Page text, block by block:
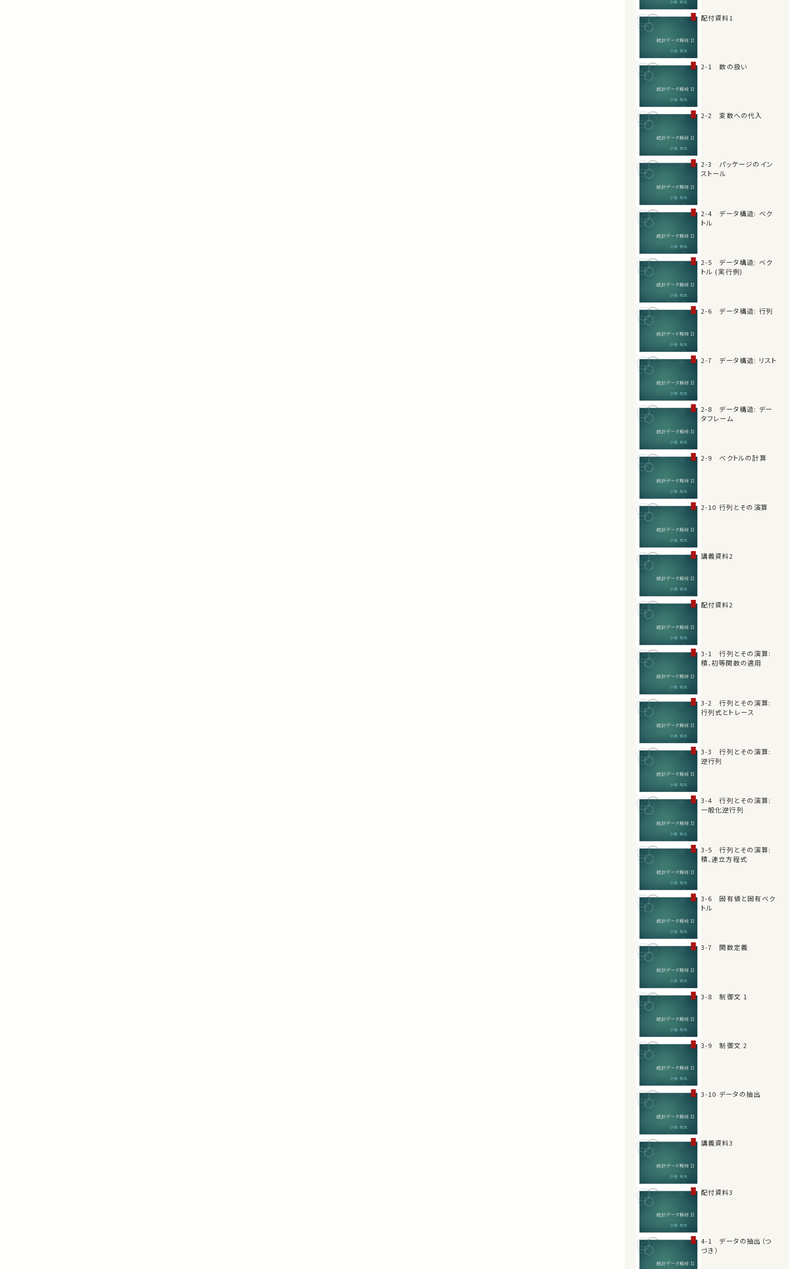
配付資料1
2-1 数の扱い
2-2 変数への代入
2-3 パッケージのイン
ストール
2-4 データ構造: ベク
トル
2-5 データ構造: ベク
トル (実行例)
2-6 データ構造: 行列
2-7 データ構造: リスト
2-8 データ構造: デー
タフレーム
2-9 ベクトルの計算
2-10 行列とその演算
講義資料2
配付資料2
3-1 行列とその演算:
積、初等関数の適用
3-2 行列とその演算:
行列式とトレース
3-3 行列とその演算:
逆行列
3-4 行列とその演算:
一般化逆行列
3-5 行列とその演算:
積、連立方程式
3-6 固有値と固有ベク
トル
3-7 関数定義
3-8 制御文 1
3-9 制御文 2
3-10 データの抽出
講義資料3
配付資料3
4-1 データの抽出（つ
づき）